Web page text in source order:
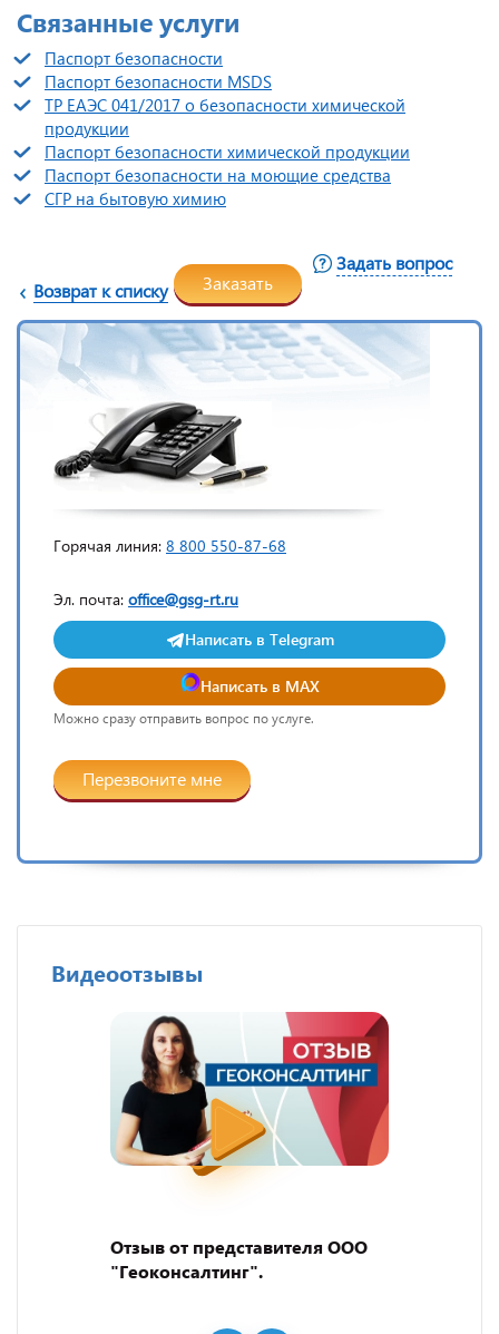
Связанные услуги
Паспорт безопасности
Паспорт безопасности MSDS
ТР ЕАЭС 041/2017 о безопасности химической
продукции
Паспорт безопасности химической продукции
Паспорт безопасности на моющие средства
СГР на бытовую химию
Возврат к списку Заказать
Задать вопрос
Горячая линия: 8 800 550-87-68
Эл. почта: office@gsg-rt.ru
Написать в Telegram
Написать в MAX
Можно сразу отправить вопрос по услуге.
Перезвоните мне
Видеоотзывы
Отзыв от представителя ООО
"Геоконсалтинг".